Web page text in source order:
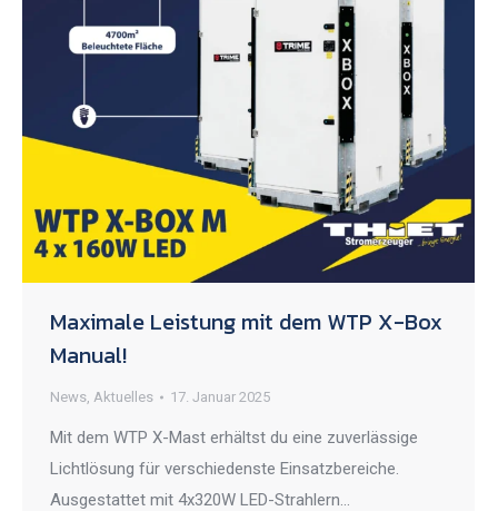
Maximale Leistung mit dem WTP X-Box
Manual!
News, Aktuelles 17. Januar 2025
Mit dem WTP X-Mast erhältst du eine zuverlässige
Lichtlösung für verschiedenste Einsatzbereiche.
Ausgestattet mit 4x320W LED-Strahlern…